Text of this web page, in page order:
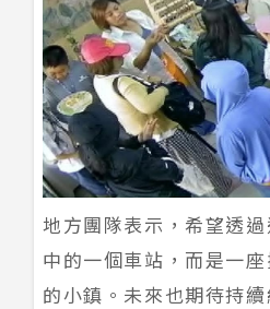
地方團隊表示，希望透
中的一個車站，而是一
的小鎮。未來也期待持